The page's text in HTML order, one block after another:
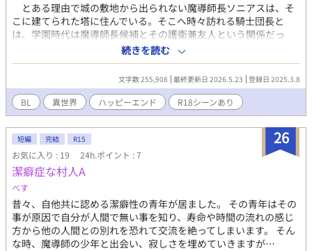
とある理由で城の敷地から出られない魔導師長ソニアスは、そ
こに建てられた塔に住んでいる。そこへ時々訪れる騎士団長と
は、学園時代は魔導師長候補とその護衛兼友人という関係だっ
た。 騎士団長は初めて出会った時に一目惚れをし、ソニアスも
恋の自覚はないものの彼を大切な人と思っていた。 そんな二人
が両想いになるまでの話です。 （1話〜おまけ話）
↓ （続ー1
〜 ） 晴れて婚約者となった二人だったが、隣国王女と副団長
の結婚式が終わるまで婚姻を待てと言われてしまった。 だが既
に一緒に住んでいる二人。蜜月を楽しむはずが……。 性描写シ
ーンについて ページのタイトルに（Ｒ１８）と入ってます。それ
のみの内容です。ストーリーに支障がないようにしてますので飛
ばしても大丈夫です。 ムーンライトノベルズ(小説家になろう)様
でも公開しています。 １話〜おまけ(宰相×元魔導師長)のみカク
ヨム様でも公開しています。
続きを読む
文字数 255,908 最終更新日 2026.5.23 登録日 2025.3.8
BL 異世界 ハッピーエンド R18シーンあり
26
短編 完結 R15
お気に入り : 19 24h.ポイント : 7
潔癖症な村人A
べす
昔々、自他共に認める潔癖性の青年が居ました。 その青年はその
事が原因で自分が人間で無い事を知り、寿命や時間の流れの感じ
方から他の人間との別れを恐れて交流を絶ってしまいます。 そん
な時、魔導師の少年と出会い、寂しさを埋めていきますが…